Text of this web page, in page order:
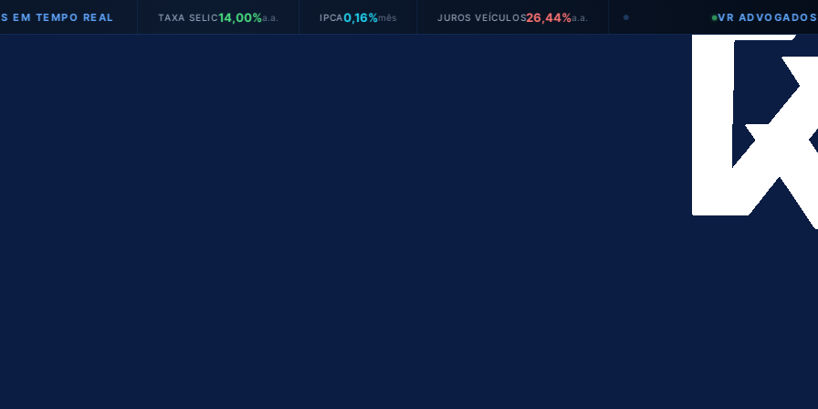
REAL TAXA SELIC14,00%a.a. IPCA 0,16%mês JUROS VEÍCULOS26,44%a.a. ● VR ADVOGADOS